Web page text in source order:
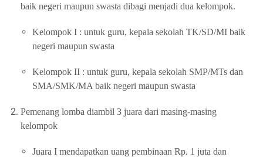
baik negeri maupun swasta dibagi menjadi dua kelompok.
Kelompok I : untuk guru, kepala sekolah TK/SD/MI baik
negeri maupun swasta
Kelompok II : untuk guru, kepala sekolah SMP/MTs dan
SMA/SMK/MA baik negeri maupun swasta
Pemenang lomba diambil 3 juara dari masing-masing
kelompok
Juara I mendapatkan uang pembinaan Rp. 1 juta dan